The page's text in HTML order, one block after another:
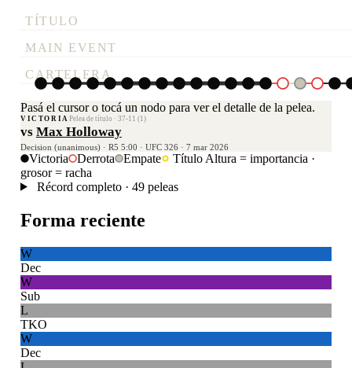
TÍTULO
MAIN EVENT
CARTELERA
Pasá el cursor o tocá un nodo para ver el detalle de la pelea.
VICTORIA Pelea de título · 37-11 (1)
vs Max Holloway
Decision (unanimous) · R5 5:00 · UFC 326 · 7 mar 2026
Victoria Derrota Empate Título Altura = importancia ·
grosor = racha
Récord completo · 49 peleas
Forma reciente
W
Dec
W
Sub
L
TKO
W
Dec